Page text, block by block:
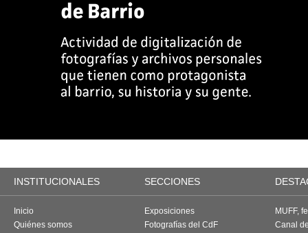
INSTITUCIONALES SECCIONES
Inicio
Quiénes somos
Exposiciones
Fotografías del CdF
MUFF,
Canal